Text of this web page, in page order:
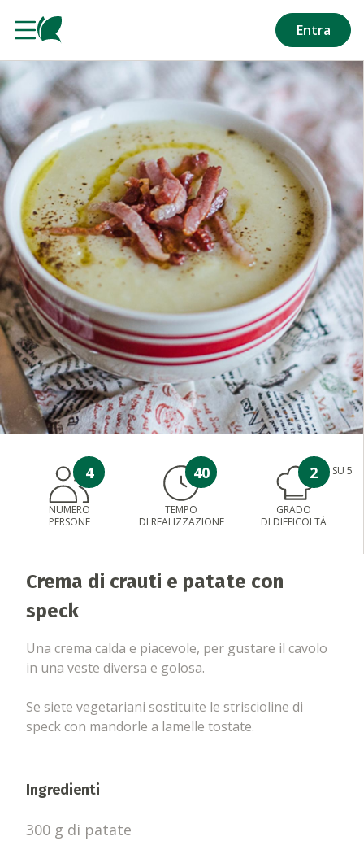
Entra
4
NUMERO
PERSONE
40
TEMPO
DI REALIZZAZIONE
2 SU 5
GRADO
DI DIFFICOLTÀ
Crema di crauti e patate con
speck
Una crema calda e piacevole, per gustare il cavolo
in una veste diversa e golosa.
Se siete vegetariani sostituite le striscioline di
speck con mandorle a lamelle tostate.
Ingredienti
300 g di patate